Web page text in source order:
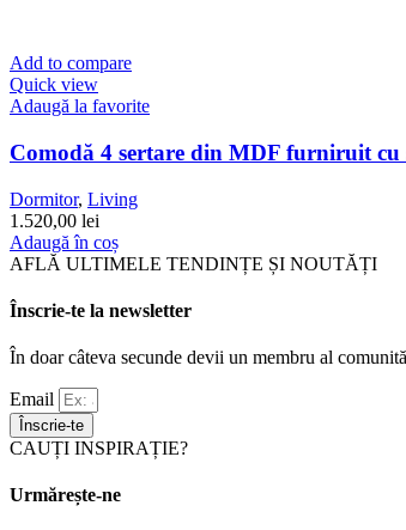
Add to compare
Quick view
Adaugă la favorite
Comodă 4 sertare din MDF furniruit cu
Dormitor, Living
1.520,00 lei
Adaugă în coș
AFLĂ ULTIMELE TENDINȚE ȘI NOUTĂȚI
Înscrie-te la newsletter
În doar câteva secunde devii un membru al
Email
Înscrie-te
CAUȚI INSPIRAȚIE?
Urmărește-ne